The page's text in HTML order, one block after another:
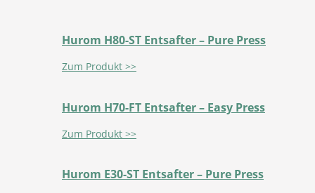
Hurom H80-ST Entsafter – Pure Press
Zum Produkt >>
Hurom H70-FT Entsafter – Easy Press
Zum Produkt >>
Hurom E30-ST Entsafter – Pure Press